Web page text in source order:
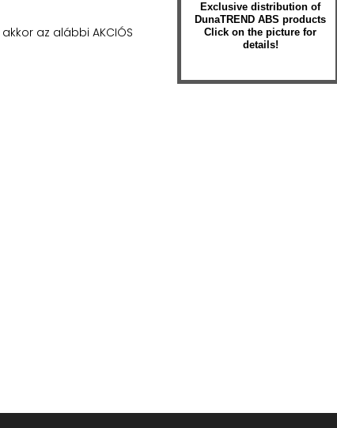
az alábbi AKCIÓS
Exclusive distribution of
DunaTREND ABS products
Click on the picture for
details!